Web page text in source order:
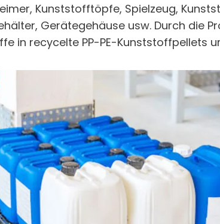
Kunststofftöpfe, Spielzeug,
Gerätegehäuse usw. Durch die
in recycelte PP-PE-Kunststoffpellets